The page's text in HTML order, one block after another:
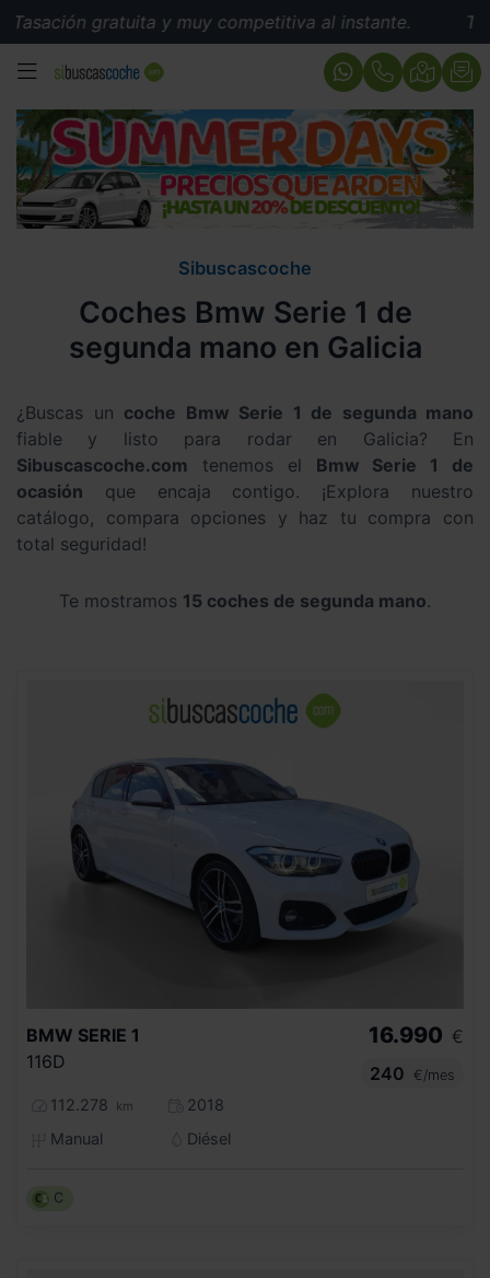
gratuita y muy competitiva al instante.
MENÚ
Sibuscascoche
Coches Bmw Serie 1 de
segunda mano en Galicia
¿Buscas un coche Bmw Serie 1 de segunda mano
fiable y listo para rodar en Galicia? En
Sibuscascoche.com tenemos el Bmw Serie 1 de
ocasión que encaja contigo. ¡Explora nuestro
catálogo, compara opciones y haz tu compra con
total seguridad!
Te mostramos 15 coches de segunda mano.
BMW SERIE 1
116D
112.278 km
2018
Manual
Diésel
16.990 €
240
€/mes
C